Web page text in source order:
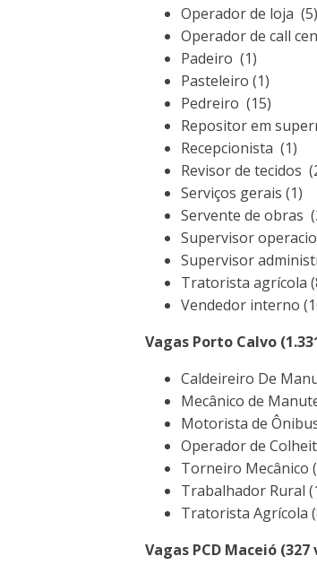
Operador de loja (5)
Operador de call
Padeiro (1)
Pasteleiro (1)
Pedreiro (15)
Repositor em
Recepcionista (1)
Revisor de tecidos
Serviços gerais (1)
Servente de obras
Supervisor
Supervisor
Tratorista agrícola
Vendedor interno
Vagas Porto Calvo
Caldeireiro De
Mecânico de
Motorista de
Operador de
Torneiro Mecânico
Trabalhador Rural
Tratorista Agrícola
Vagas PCD Maceió (327